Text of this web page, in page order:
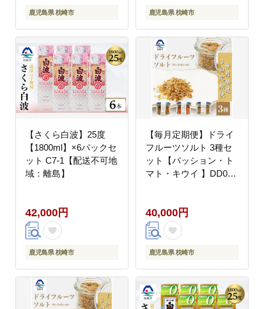
鹿児島県 枕崎市 鹿児島県 枕崎市
【さくら白波】25度
【1800ml】×6パックセ
ット C7-1【配送不可地
域：離島】
42,000円
鹿児島県 枕崎市
【毎月定期便】ドライ
フルーツソルト 3種セ
ット【パッション・ト
マト・キウイ 】DD0-
40,000円
鹿児島県 枕崎市